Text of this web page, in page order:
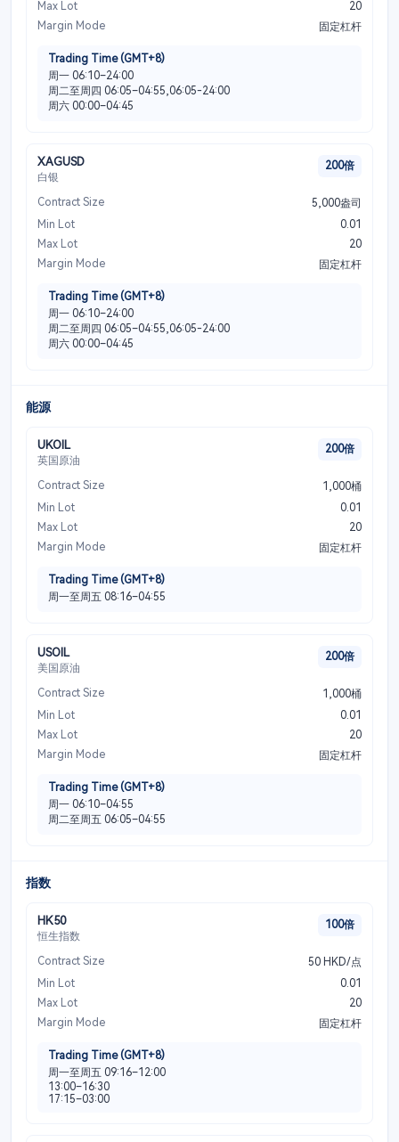
Max Lot
20
Margin Mode
固定杠杆
Trading Time (GMT+8)
周一 06:10–24:00
周二至周四 06:05–04:55,06:05-24:00
周六 00:00–04:45
XAGUSD
白银
200倍
Contract Size
5,000盎司
Min Lot
0.01
Max Lot
20
Margin Mode
固定杠杆
Trading Time (GMT+8)
周一 06:10–24:00
周二至周四 06:05–04:55,06:05-24:00
周六 00:00–04:45
能源
UKOIL
英国原油
200倍
Contract Size
1,000桶
Min Lot
0.01
Max Lot
20
Margin Mode
固定杠杆
Trading Time (GMT+8)
周一至周五 08:16–04:55
USOIL
美国原油
200倍
Contract Size
1,000桶
Min Lot
0.01
Max Lot
20
Margin Mode
固定杠杆
Trading Time (GMT+8)
周一 06:10–04:55
周二至周五 06:05–04:55
指数
HK50
恒生指数
100倍
Contract Size
50 HKD/点
Min Lot
0.01
Max Lot
20
Margin Mode
固定杠杆
Trading Time (GMT+8)
周一至周五 09:16–12:00
13:00–16:30
17:15–03:00